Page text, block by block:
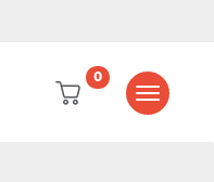
0
Toggle